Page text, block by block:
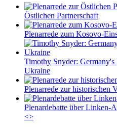
Östlichen Partnerschaft
Plenarrede zum Kosovo-
Timothy Snyder:
Ukraine
Plenarrede zur historischen
Plenardebatte über Linken-
<>